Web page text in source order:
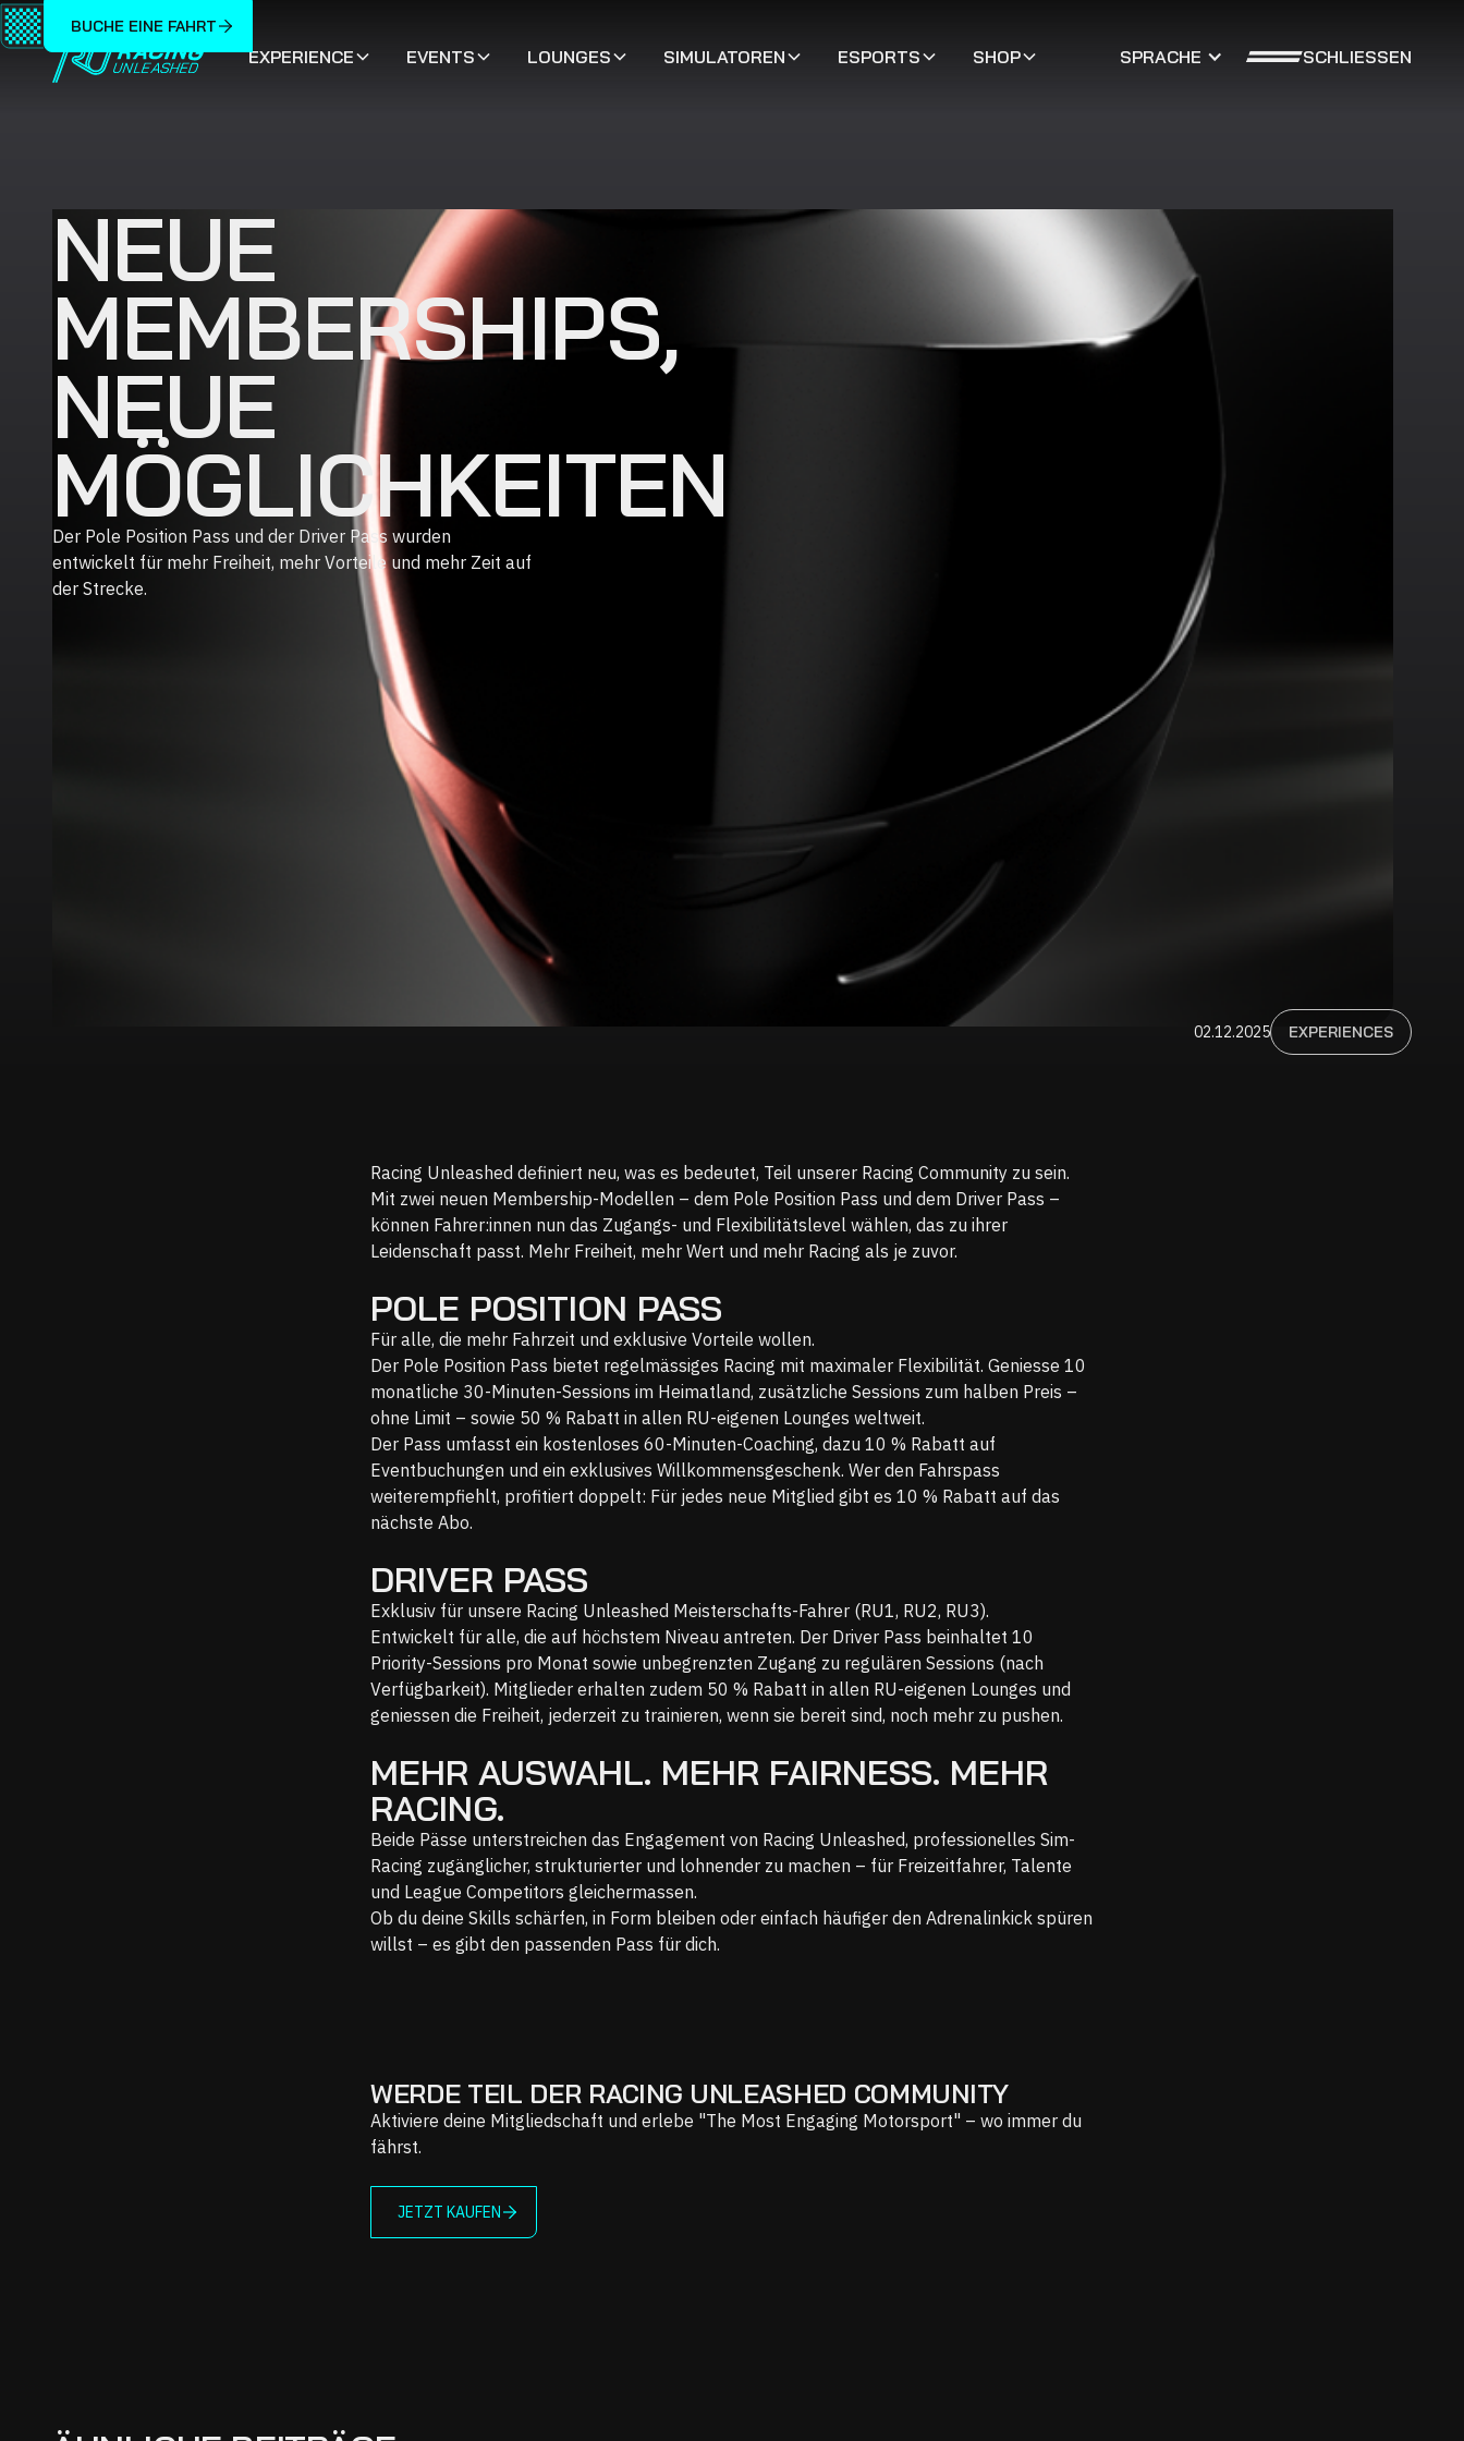
EXPERIENCE EVENTS LOUNGES SIMULATOREN ESPORTS SHOP SPRACHE SCHLIESSEN
BUCHE EINE FAHRT
NEUE
MEMBERSHIPS,
NEUE
MÖGLICHKEITEN
Der Pole Position Pass und der Driver Pass wurden
entwickelt für mehr Freiheit, mehr Vorteile und mehr Zeit auf
der Strecke.
02.12.2025 EXPERIENCES
Racing Unleashed definiert neu, was es bedeutet, Teil unserer Racing Community zu sein.
Mit zwei neuen Membership-Modellen – dem Pole Position Pass und dem Driver Pass –
können Fahrer:innen nun das Zugangs- und Flexibilitätslevel wählen, das zu ihrer
Leidenschaft passt. Mehr Freiheit, mehr Wert und mehr Racing als je zuvor.
POLE POSITION PASS
Für alle, die mehr Fahrzeit und exklusive Vorteile wollen.
Der Pole Position Pass bietet regelmässiges Racing mit maximaler Flexibilität. Geniesse 10
monatliche 30-Minuten-Sessions im Heimatland, zusätzliche Sessions zum halben Preis –
ohne Limit – sowie 50 % Rabatt in allen RU-eigenen Lounges weltweit.
Der Pass umfasst ein kostenloses 60-Minuten-Coaching, dazu 10 % Rabatt auf
Eventbuchungen und ein exklusives Willkommensgeschenk. Wer den Fahrspass
weiterempfiehlt, profitiert doppelt: Für jedes neue Mitglied gibt es 10 % Rabatt auf das
nächste Abo.
DRIVER PASS
Exklusiv für unsere Racing Unleashed Meisterschafts-Fahrer (RU1, RU2, RU3).
Entwickelt für alle, die auf höchstem Niveau antreten. Der Driver Pass beinhaltet 10
Priority-Sessions pro Monat sowie unbegrenzten Zugang zu regulären Sessions (nach
Verfügbarkeit). Mitglieder erhalten zudem 50 % Rabatt in allen RU-eigenen Lounges und
geniessen die Freiheit, jederzeit zu trainieren, wenn sie bereit sind, noch mehr zu pushen.
MEHR AUSWAHL. MEHR FAIRNESS. MEHR
RACING.
Beide Pässe unterstreichen das Engagement von Racing Unleashed, professionelles Sim-
Racing zugänglicher, strukturierter und lohnender zu machen – für Freizeitfahrer, Talente
und League Competitors gleichermassen.
Ob du deine Skills schärfen, in Form bleiben oder einfach häufiger den Adrenalinkick spüren
willst – es gibt den passenden Pass für dich.
WERDE TEIL DER RACING UNLEASHED COMMUNITY
Aktiviere deine Mitgliedschaft und erlebe "The Most Engaging Motorsport" – wo immer du
fährst.
JETZT KAUFEN